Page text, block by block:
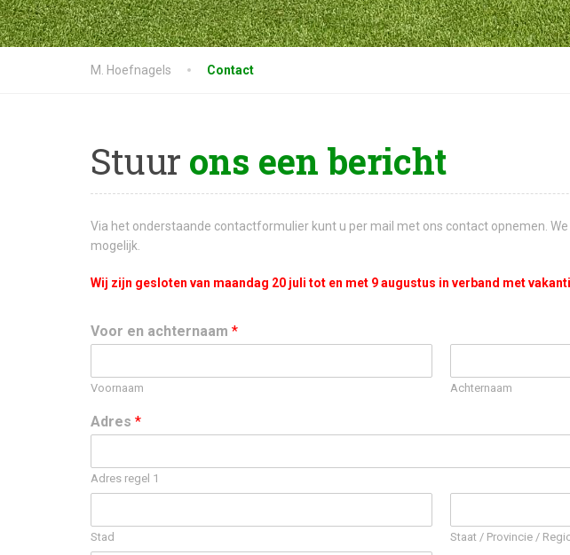
M. Hoefnagels Contact
Stuur ons een bericht
Via het onderstaande contactformulier kunt u per mail met ons contact opnemen.
mogelijk.
Wij zijn gesloten van maandag 20 juli tot en met 9 augustus in verband met
Voor en achternaam *
Voornaam Achternaam
Adres *
Adres regel 1
Stad Staat / Provincie /